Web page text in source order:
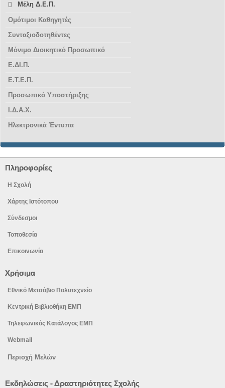
Μέλη Δ.Ε.Π.
Ομότιμοι Καθηγητές
Συνταξιοδοτηθέντες
Μόνιμο Διοικητικό Προσωπικό
Ε.ΔΙ.Π.
Ε.Τ.Ε.Π.
Προσωπικό Υποστήριξης
Ι.Δ.Α.Χ.
Ηλεκτρονικά Έντυπα
Πληροφορίες
Η Σχολή
Χάρτης Ιστότοπου
Σύνδεσμοι
Τοποθεσία
Επικοινωνία
Χρήσιμα
Εθνικό Μετσόβιο Πολυτεχνείο
Κεντρική Βιβλιοθήκη ΕΜΠ
Τηλεφωνικός Κατάλογος ΕΜΠ
Webmail
Περιοχή Μελών
Εκδηλώσεις - Δραστηριότητες Σχολής
Προηγούμενος